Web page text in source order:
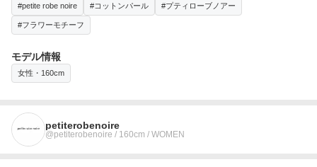
#petite robe noire #コットンパール #プティローブノアー
#フラワーモチーフ
モデル情報
女性・160cm
petiterobenoire
@petiterobenoire / 160cm / WOMEN